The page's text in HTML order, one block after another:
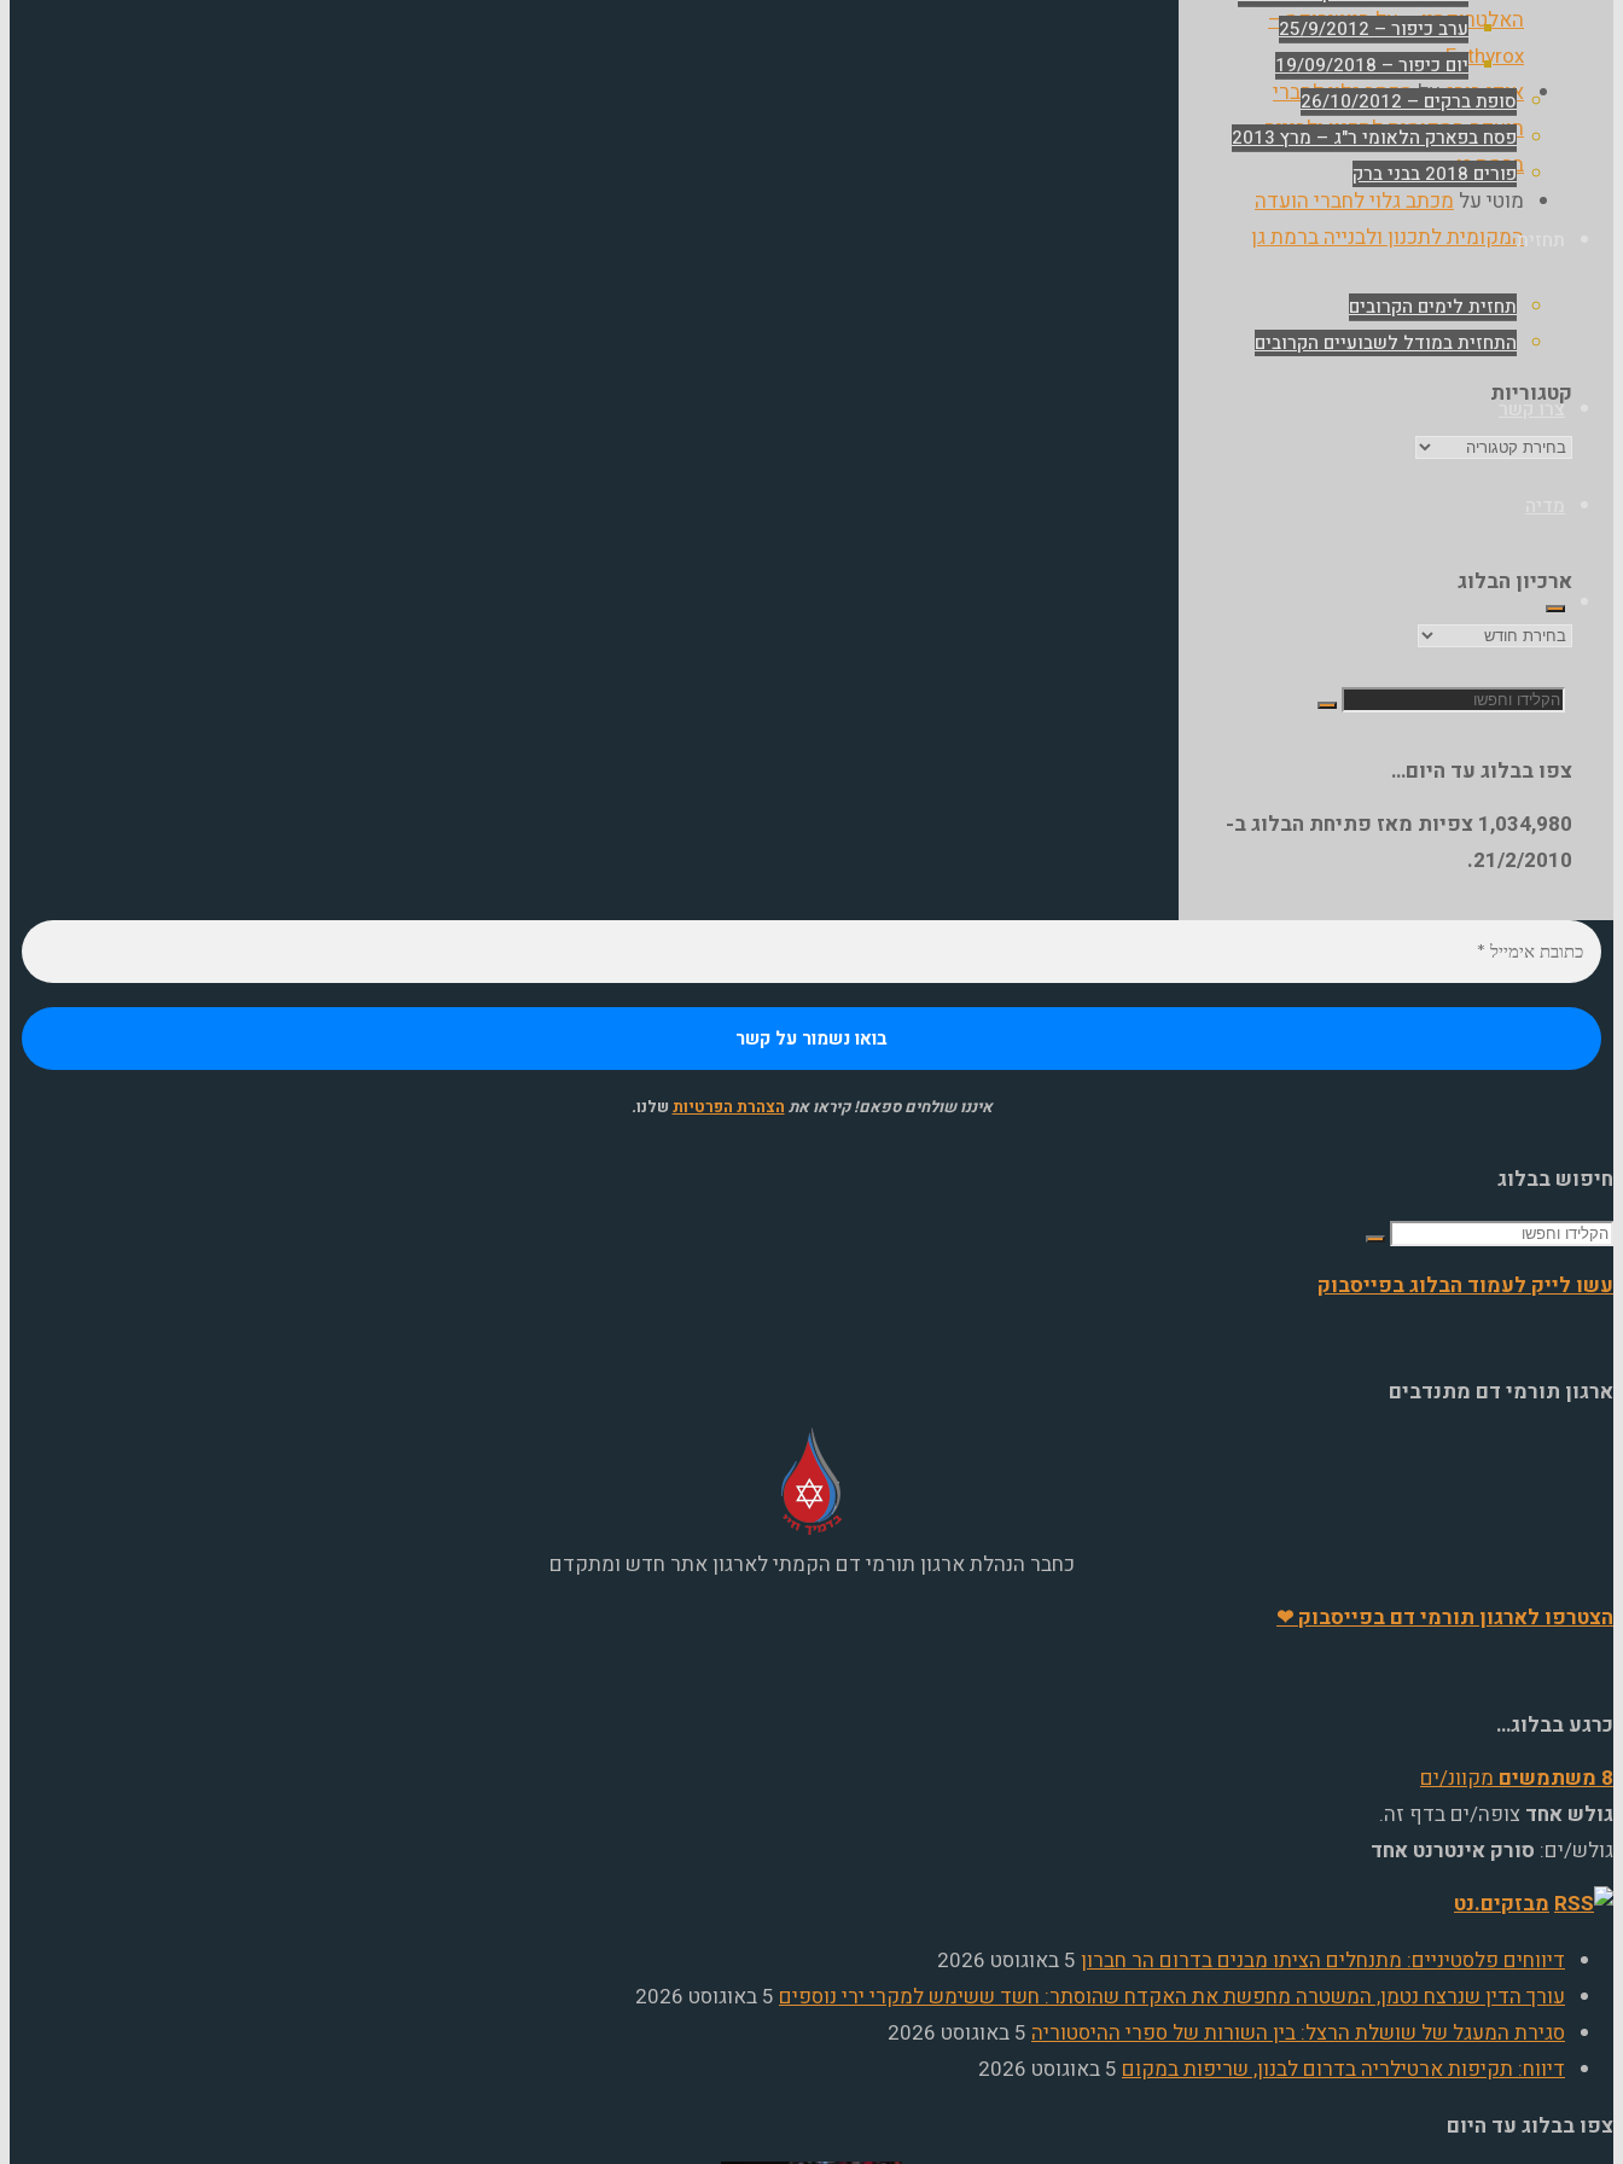
ערב כיפור – 25/9/2012
יום כיפור – 19/09/2018
סופת ברקים – 26/10/2012
פסח בפארק הלאומי ר"ג – מרץ 2013
פורים 2018 בבני ברק
תחזית
תחזית לימים הקרובים
התחזית במודל לשבועיים הקרובים
צרו קשר
חפש
האלטרוקסין – על היוטירוקס –
Euthyrox
אודי בורגעלמכתב גלוי לחברי
הועדה המקומית לתכנון ולבנייה
ברמת גן
מוטי על מכתב גלוי לחברי הועדה
המקומית לתכנון ולבנייה ברמת גן
קטגוריות
קטגוריות
ארכיון הבלוג
ארכיון
צפו בבלוג עד היום…
1,034,980 צפיות מאז פתיחת הבלוג ב-
21/2/2010.
איננו שולחים ספאם! קיראו את הצהרת הפרטיות שלנו.
חיפוש בבלוג
חפש
עשו לייק לעמוד הבלוג בפייסבוק
ארגון תורמי דם מתנדבים
כחבר הנהלת ארגון תורמי דם הקמתי לארגון אתר חדש ומתקדם
הצטרפו לארגון תורמי דם בפייסבוק ❤
כרגע בבלוג…
8 משתמשים
מקוונ/ים
גולש אחד צופה/ים בדף זה.
גולש/ים: סורק אינטרנט אחד
מבזקים.נט
דיווחים פלסטיניים: מתנחלים הציתו מבנים בדרום הר חברון 5 באוגוסט 2026
עורך הדין שנרצח נטמן, המשטרה מחפשת את האקדח שהוסתר: חשד ששימש למקרי ירי נוספים 5 באוגוסט 2026
סגירת המעגל של שושלת הרצל: בין השורות של ספרי ההיסטוריה 5 באוגוסט 2026
דיווח: תקיפות ארטילריה בדרום לבנון, שריפות במקום 5 באוגוסט 2026
צפו בבלוג עד היום